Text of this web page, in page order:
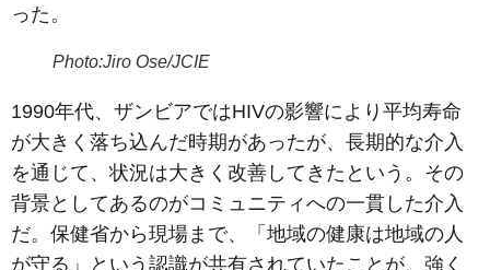
った。
Photo:Jiro Ose/JCIE
1990年代、ザンビアではHIVの影響により平均寿命
が大きく落ち込んだ時期があったが、長期的な介入
を通じて、状況は大きく改善してきたという。その
背景としてあるのがコミュニティへの一貫した介入
だ。保健省から現場まで、「地域の健康は地域の人
が守る」という認識が共有されていたことが、強く